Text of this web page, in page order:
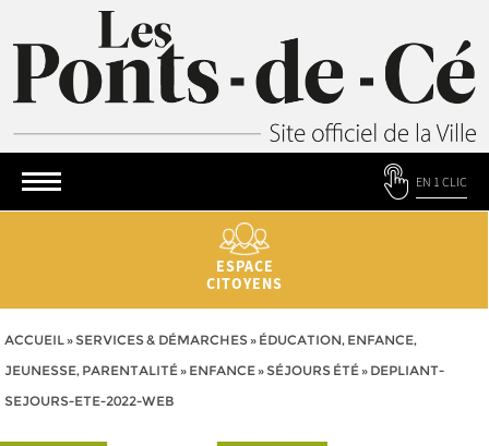
EN 1 CLIC
ESPACE
CITOYENS
ACCUEIL» SERVICES & DÉMARCHES» ÉDUCATION, ENFANCE,
JEUNESSE, PARENTALITÉ» ENFANCE» SÉJOURS ÉTÉ» DEPLIANT-
SEJOURS-ETE-2022-WEB